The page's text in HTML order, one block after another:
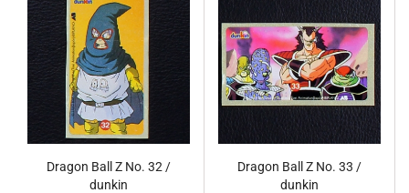
Dragon Ball Z No. 32 /
dunkin
Dragon Ball Z No. 33 /
dunkin